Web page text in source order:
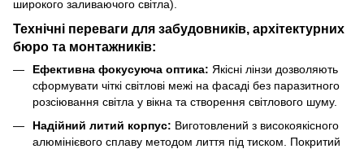
широкого заливаючого світла).
Технічні переваги для забудовників, архітектурних
бюро та монтажників:
Ефективна фокусуюча оптика: Якісні лінзи дозволяють
сформувати чіткі світлові межі на фасаді без паразитного
розсіювання світла у вікна та створення світлового шуму.
Надійний литий корпус: Виготовлений з високоякісного
алюмінієвого сплаву методом лиття під тиском. Покритий